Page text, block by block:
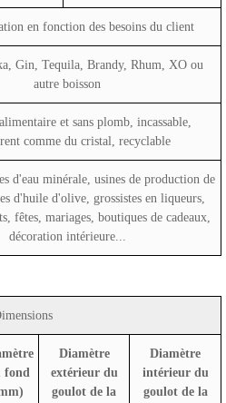
en fonction des besoins du client
Gin, Tequila, Brandy, Rhum, XO ou
autre boisson
et sans plomb, incassable,
comme du cristal, recyclable
d'eau minérale, usines de production de
d'huile d'olive, grossistes en liqueurs,
fêtes, mariages, boutiques de cadeaux,
décoration intérieure...
fond
Diamètre
extérieur du
goulot de la
Diamètre
intérieur du
goulot de la